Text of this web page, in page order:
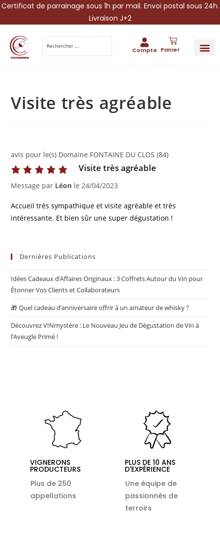
Certificat de parrainage sous 1h par mail. Envoi postal sous 24h.
Livraison J+2
Compte Panier
Visite très agréable
avis pour le(s) Domaine FONTAINE DU CLOS (84)
Visite très agréable
Message par Léon le24/04/2023
Accueil très sympathique et visite agréable et très
intéressante. Et bien sûr une super dégustation !
Dernières Publications
Idées Cadeaux d’Affaires Originaux : 3 Coffrets Autour du Vin pour
Étonner Vos Clients et Collaborateurs
🎁 Quel cadeau d’anniversaire offrir à un amateur de whisky ?
Découvrez VINmystère : Le Nouveau Jeu de Dégustation de Vin à
l’Aveugle Primé !
VIGNERONS
PRODUCTEURS
Plus de 250
appellations
PLUS DE 10 ANS
D'EXPÉRIENCE
Une équipe de
passionnés de
terroirs